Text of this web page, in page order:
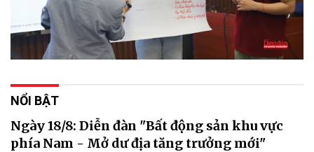
NỔI BẬT
Ngày 18/8: Diễn đàn "Bất động sản khu vực
phía Nam - Mở dư địa tăng trưởng mới"